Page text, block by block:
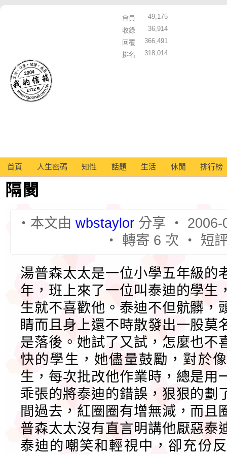
會員
49,175
收錄
36,914
回覆
366,491
排名
318,014
首頁 人生密碼 知性 話題 生活 休閒 排行榜
隔閡
‧本文由wbstaylor 分享 ‧ 2006-
‧ 轉寄 6 次 ‧ 短
湯普森太太是一位小學五年級的
年，班上來了一位叫泰迪的學生
生就不喜歡他。泰迪不但骯髒，
睛而且身上還不時散發出一股莫
是落後。她試了又試，怎麼也不
快的學生，她儘量鼓勵，對於
生，每次批改他作業時，總是用
乖張的將泰迪的錯誤，狠狠的劃
間過去，紅圈圈有增無減，而且
普森太太沒有直言明講他厭惡泰
泰迪的嘲笑和輕視中，卻充份